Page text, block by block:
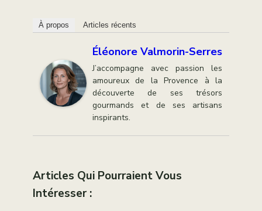
À propos Articles récents
Éléonore Valmorin-Serres
J’accompagne avec passion les
amoureux de la Provence à la
découverte de ses trésors
gourmands et de ses artisans
inspirants.
Articles Qui Pourraient Vous
Intéresser :